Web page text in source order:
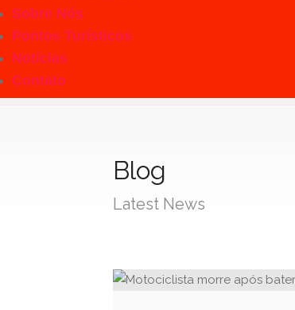
Sobre Nós
Pontos Turísticos
Notícias
Contato
Blog
Latest News